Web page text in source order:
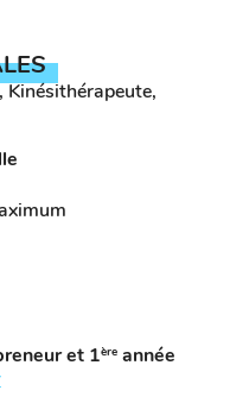
et 1ère année